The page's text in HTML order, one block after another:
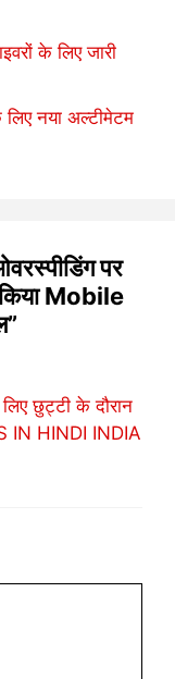
के लिए जारी
नया अल्टीमेटम
पर
Mobile
छुट्टी के दौरान
IN HINDI INDIA